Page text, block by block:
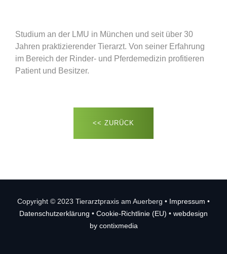
Studium an der LMU in München und seit über 30
Jahren praktizierender Tierarzt. Von seiner Erfahrung
im Bereich der Rinder- und Pferdemedizin profitieren
Patient und Besitzer.
<< ZURÜCK
Copyright © 2023 Tierarztpraxis am Auerberg • Impressum •
Datenschutzerklärung • Cookie-Richtlinie (EU) • webdesign
by contixmedia